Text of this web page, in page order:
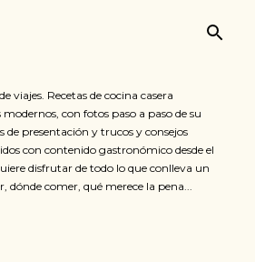
viajes. Recetas de cocina casera
con fotos paso a paso de su
de presentación y trucos y consejos
con contenido gastronómico desde el
disfrutar de todo lo que conlleva un
dónde comer, qué merece la pena...